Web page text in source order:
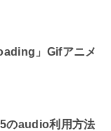
」Gifアニメ
のaudio利用方法